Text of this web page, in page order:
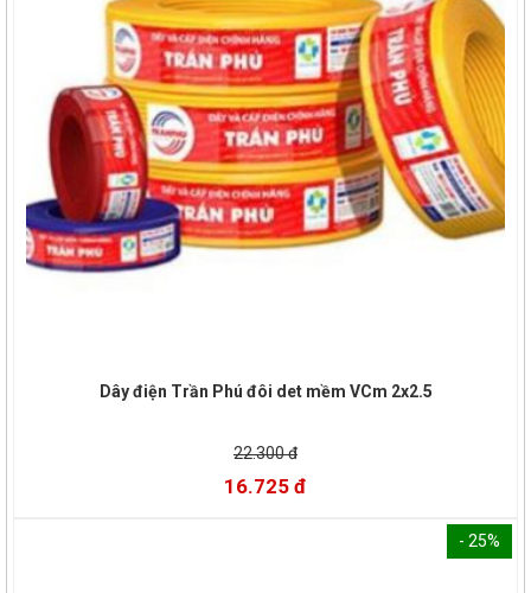
Dây điện Trần Phú đôi det mềm VCm 2x2.5
22.300 đ
16.725 đ
- 25%